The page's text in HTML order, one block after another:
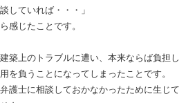
していれば・・・」
感じたことです。
築上のトラブルに遭い、本来ならば負担し
を負うことになってしまったことです。
護士に相談しておかなかったために生じて